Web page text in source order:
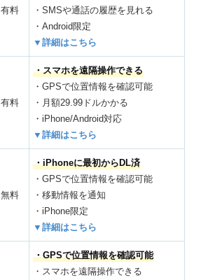
有料
・SMSや通話の履歴を見れる
・Android限定
▼詳細はこちら
有料
・スマホを遠隔操作できる
・GPSで位置情報を確認可能
・月額29.99ドルかかる
・iPhone/Android対応
▼詳細はこちら
無料
・iPhoneに最初からDL済
・GPSで位置情報を確認可能
・移動情報を通知
・iPhone限定
▼詳細はこちら
・GPSで位置情報を確認可能
・スマホを遠隔操作できる